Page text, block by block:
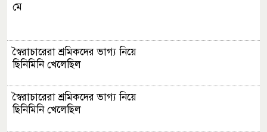
মে
স্বৈরাচারেরা শ্রমিকদের ভাগ্য নিয়ে
ছিনিমিনি খেলেছিল
স্বৈরাচারেরা শ্রমিকদের ভাগ্য নিয়ে
ছিনিমিনি খেলেছিল